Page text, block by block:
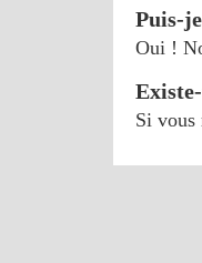
Puis-
Oui !
Si vous